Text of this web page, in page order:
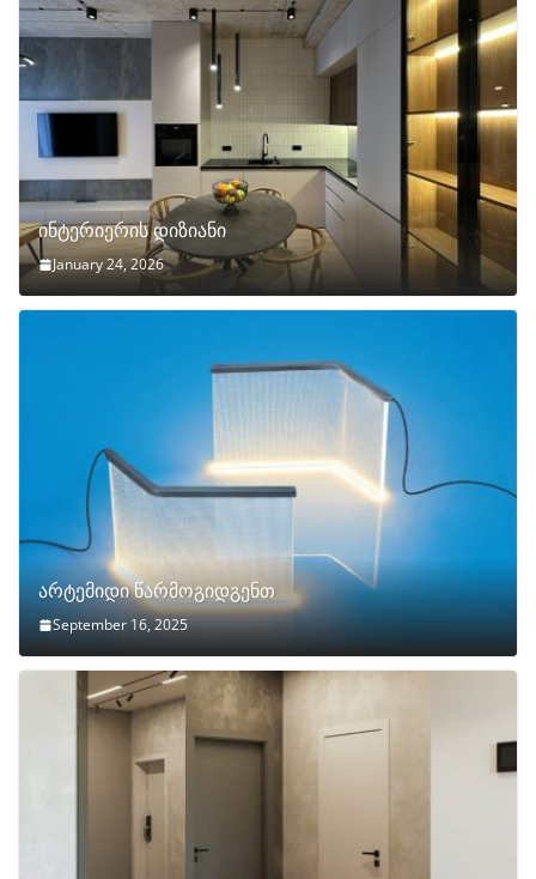
ინტერიერის დიზიანი
January 24, 2026
არტემიდი წარმოგიდგენთ
September 16, 2025